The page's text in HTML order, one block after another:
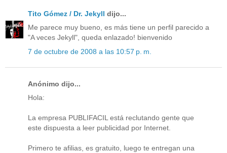
Tito Gómez / Dr. Jekyll dijo...
Me parece muy bueno, es más tiene un perfil parecido a
"A veces Jekyll", queda enlazado! bienvenido
7 de octubre de 2008 a las 10:57 p. m.
Anónimo dijo...
Hola:
La empresa PUBLIFACIL está reclutando gente que
este dispuesta a leer publicidad por Internet.
Primero te afilias, es gratuito, luego te entregan una